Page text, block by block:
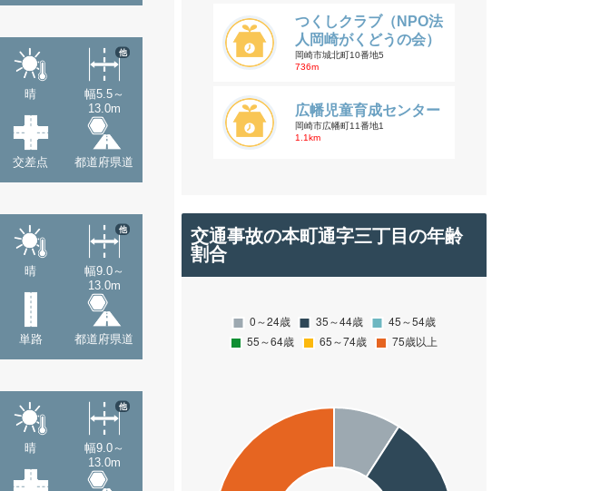
晴
幅5.5～
13.0m
他
交差点 都道府県道
晴
幅9.0～
13.0m
他
単路 都道府県道
晴
幅9.0～
13.0m
他
つくしクラブ（NPO法
人岡崎がくどうの会）
岡崎市城北町10番地5
736m
広幡児童育成センター
岡崎市広幡町11番地1
1.1km
交通事故の本町通字三丁目の年齢
割合